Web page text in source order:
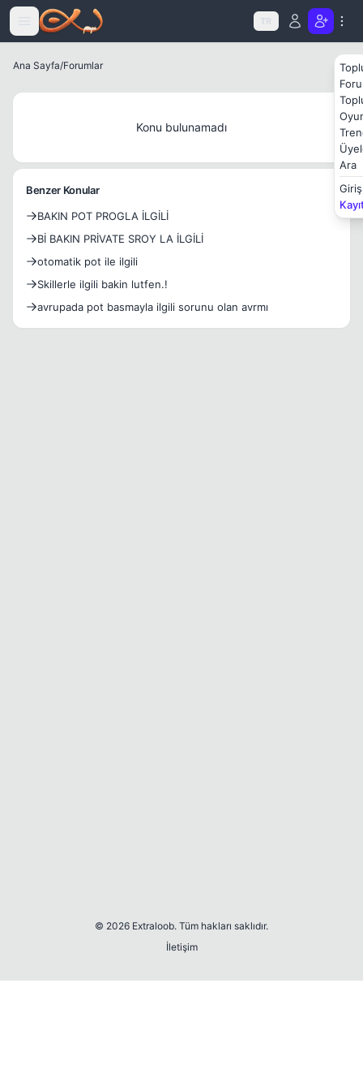
Icerige atla
TR
Ara
Giriş
Ana Sayfa/Forumlar
Konu bulunamadı
Benzer Konular
BAKIN POT PROGLA İLGİLİ
Bİ BAKIN PRİVATE SROY LA İLGİLİ
otomatik pot ile ilgili
Skillerle ilgili bakin lutfen.!
avrupada pot basmayla ilgili sorunu olan avrmı
© 2026 Extraloob. Tüm hakları saklıdır.
İletişim